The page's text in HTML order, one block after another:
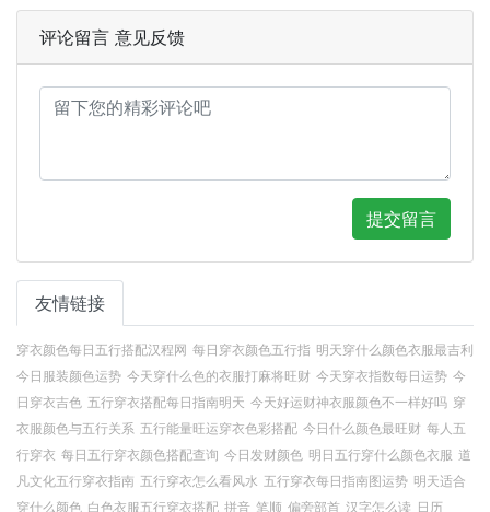
评论留言 意见反馈
提交留言
友情链接
穿衣颜色每日五行搭配汉程网 每日穿衣颜色五行指 明天穿什么颜色衣服最吉利
今日服装颜色运势 今天穿什么色的衣服打麻将旺财 今天穿衣指数每日运势 今
日穿衣吉色 五行穿衣搭配每日指南明天 今天好运财神衣服颜色不一样好吗 穿
衣服颜色与五行关系 五行能量旺运穿衣色彩搭配 今日什么颜色最旺财 每人五
行穿衣 每日五行穿衣颜色搭配查询 今日发财颜色 明日五行穿什么颜色衣服 道
凡文化五行穿衣指南 五行穿衣怎么看风水 五行穿衣每日指南图运势 明天适合
穿什么颜色 白色衣服五行穿衣搭配 拼音 笔顺 偏旁部首 汉字怎么读 日历